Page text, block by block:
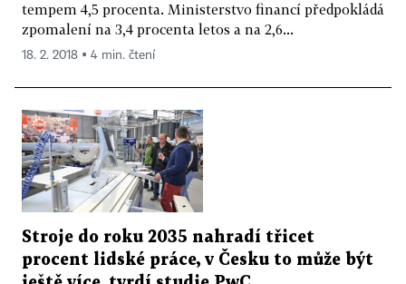
tempem 4,5 procenta. Ministerstvo financí předpokládá
zpomalení na 3,4 procenta letos a na 2,6...
18. 2. 2018 ▪ 4 min. čtení
Stroje do roku 2035 nahradí třicet
procent lidské práce, v Česku to může být